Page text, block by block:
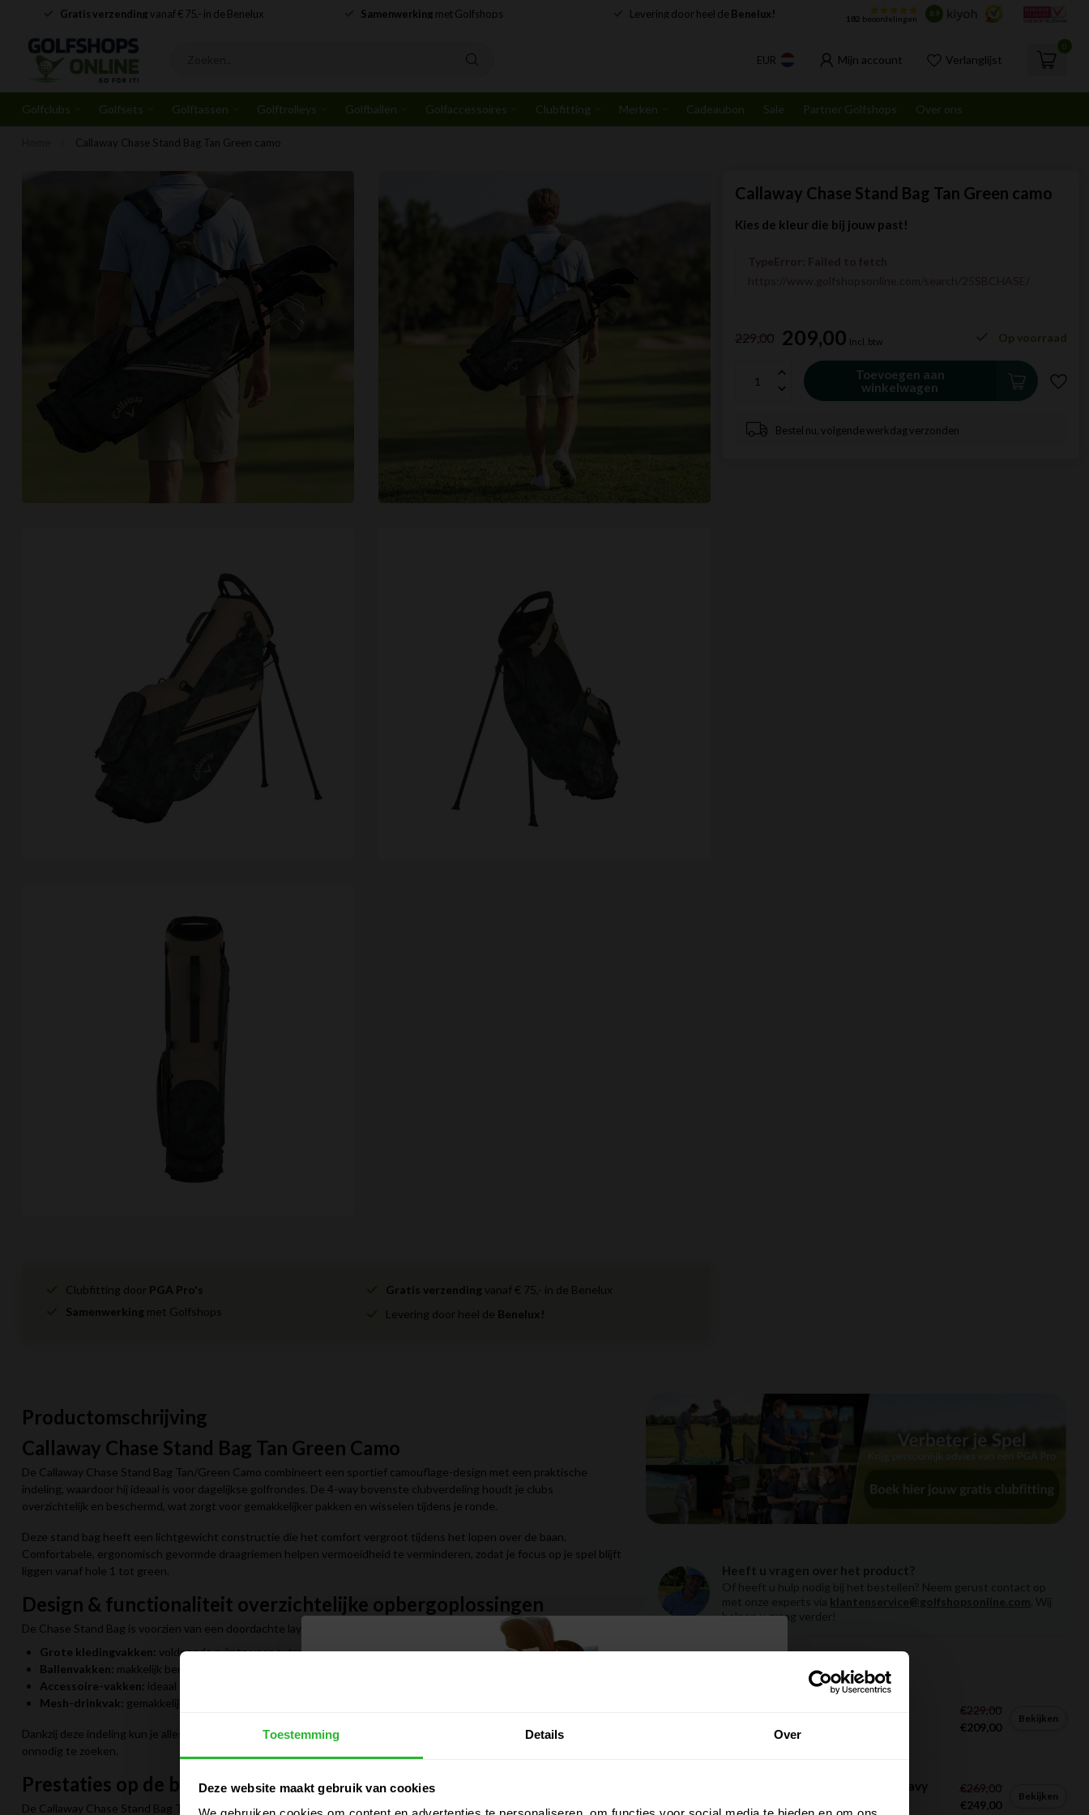
Toestemming Details Over
Deze website maakt gebruik van cookies
Clubfitting doorPGA Pro's Gratis verzendingvanaf € 75,- in de Benelux Samenwerkingmet Golfshops Levering door heel deBenelux!
182 beoordelingen
8.9
EUR Mijn account Verlanglijst
0
Golfclubs Golfsets Golftassen Golftrolleys Golfballen Golfaccessoires Clubfitting Merken Cadeaubon Sale Partner Golfshops Over ons
Callaway Chase Stand Bag Tan Green camo
Clubfitting door PGA Pro's Gratis verzending vanaf € 75,- in de Benelux
Samenwerking met Golfshops Levering door heel de Benelux!
Callaway Chase Stand Bag Tan Green camo
Kies de kleur die bij jouw past!
229,00 209,00 Incl. btw Op voorraad
Toevoegen aan
winkelwagen
Bestel nu, volgende werkdag verzonden
Productomschrijving
Callaway Chase Stand Bag Tan Green Camo
De Callaway Chase Stand Bag Tan/Green Camo combineert een sportief camouflage-design met een praktische
indeling, waardoor hij ideaal is voor dagelijkse golfrondes. De 4-way bovenste clubverdeling houdt je clubs
overzichtelijk en beschermd, wat zorgt voor gemakkelijker pakken en wisselen tijdens je ronde.
Deze stand bag heeft een lichtgewicht constructie die het comfort vergroot tijdens het lopen over de baan.
Comfortabele, ergonomisch gevormde draagriemen helpen vermoeidheid te verminderen, zodat je focus op je spel blijft
liggen vanaf hole 1 tot green.
Design & functionaliteit overzichtelijke opbergoplossingen
De Chase Stand Bag is voorzien van een doordachte lay-out met meerdere vakken voor je golfbenodigdheden, zoals:
Grote kledingvakken: voldoende ruimte voor extra kledinglagen of accessoires.
Ballenvakken: makkelijk bereikbaar, snel bij de hand tijdens je ronde.
Accessoire-vakken: ideaal voor tees, handschoenen, scorekaarten en andere essentials.
Mesh-drinkvak: gemakkelijke toegang tot je waterfles tijdens het lopen.
Dankzij deze indeling kun je alles overzichtelijk organiseren zodat je tijdens de ronde snel bij je spullen kunt zonder
onnodig te zoeken.
Prestaties op de baan
De Callaway Chase Stand Bag Tan Green Camo blinkt uit in:
Heeft u vragen over het product?
Of heeft u hulp nodig bij het bestellen? Neem gerust contact op
met onze experts via klantenservice@golfshopsonline.com . Wij
helpen u graag verder!
Gerelateerde producten
€229,00
€209,00
Bekijken
Callaway Chase 14 DRY Cart Bag navy
€269,00
€249,00
Bekijken